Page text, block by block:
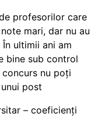
profesorilor care
mari, dar nu au
ultimii ani am
bine sub control
nu poți
post
– coeficienți